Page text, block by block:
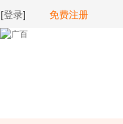
[登录] 免费注册